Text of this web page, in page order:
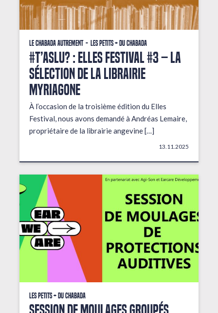
Le Chabada autrement Les petits + du Chabada
#T’AsLu? : ELLES FESTIVAL #3 – La
sélection de la librairie
Myriagone
À l’occasion de la troisième édition du Elles
Festival, nous avons demandé à Andréas Lemaire,
propriétaire de la librairie angevine […]
13.11.2025
Les petits + du Chabada